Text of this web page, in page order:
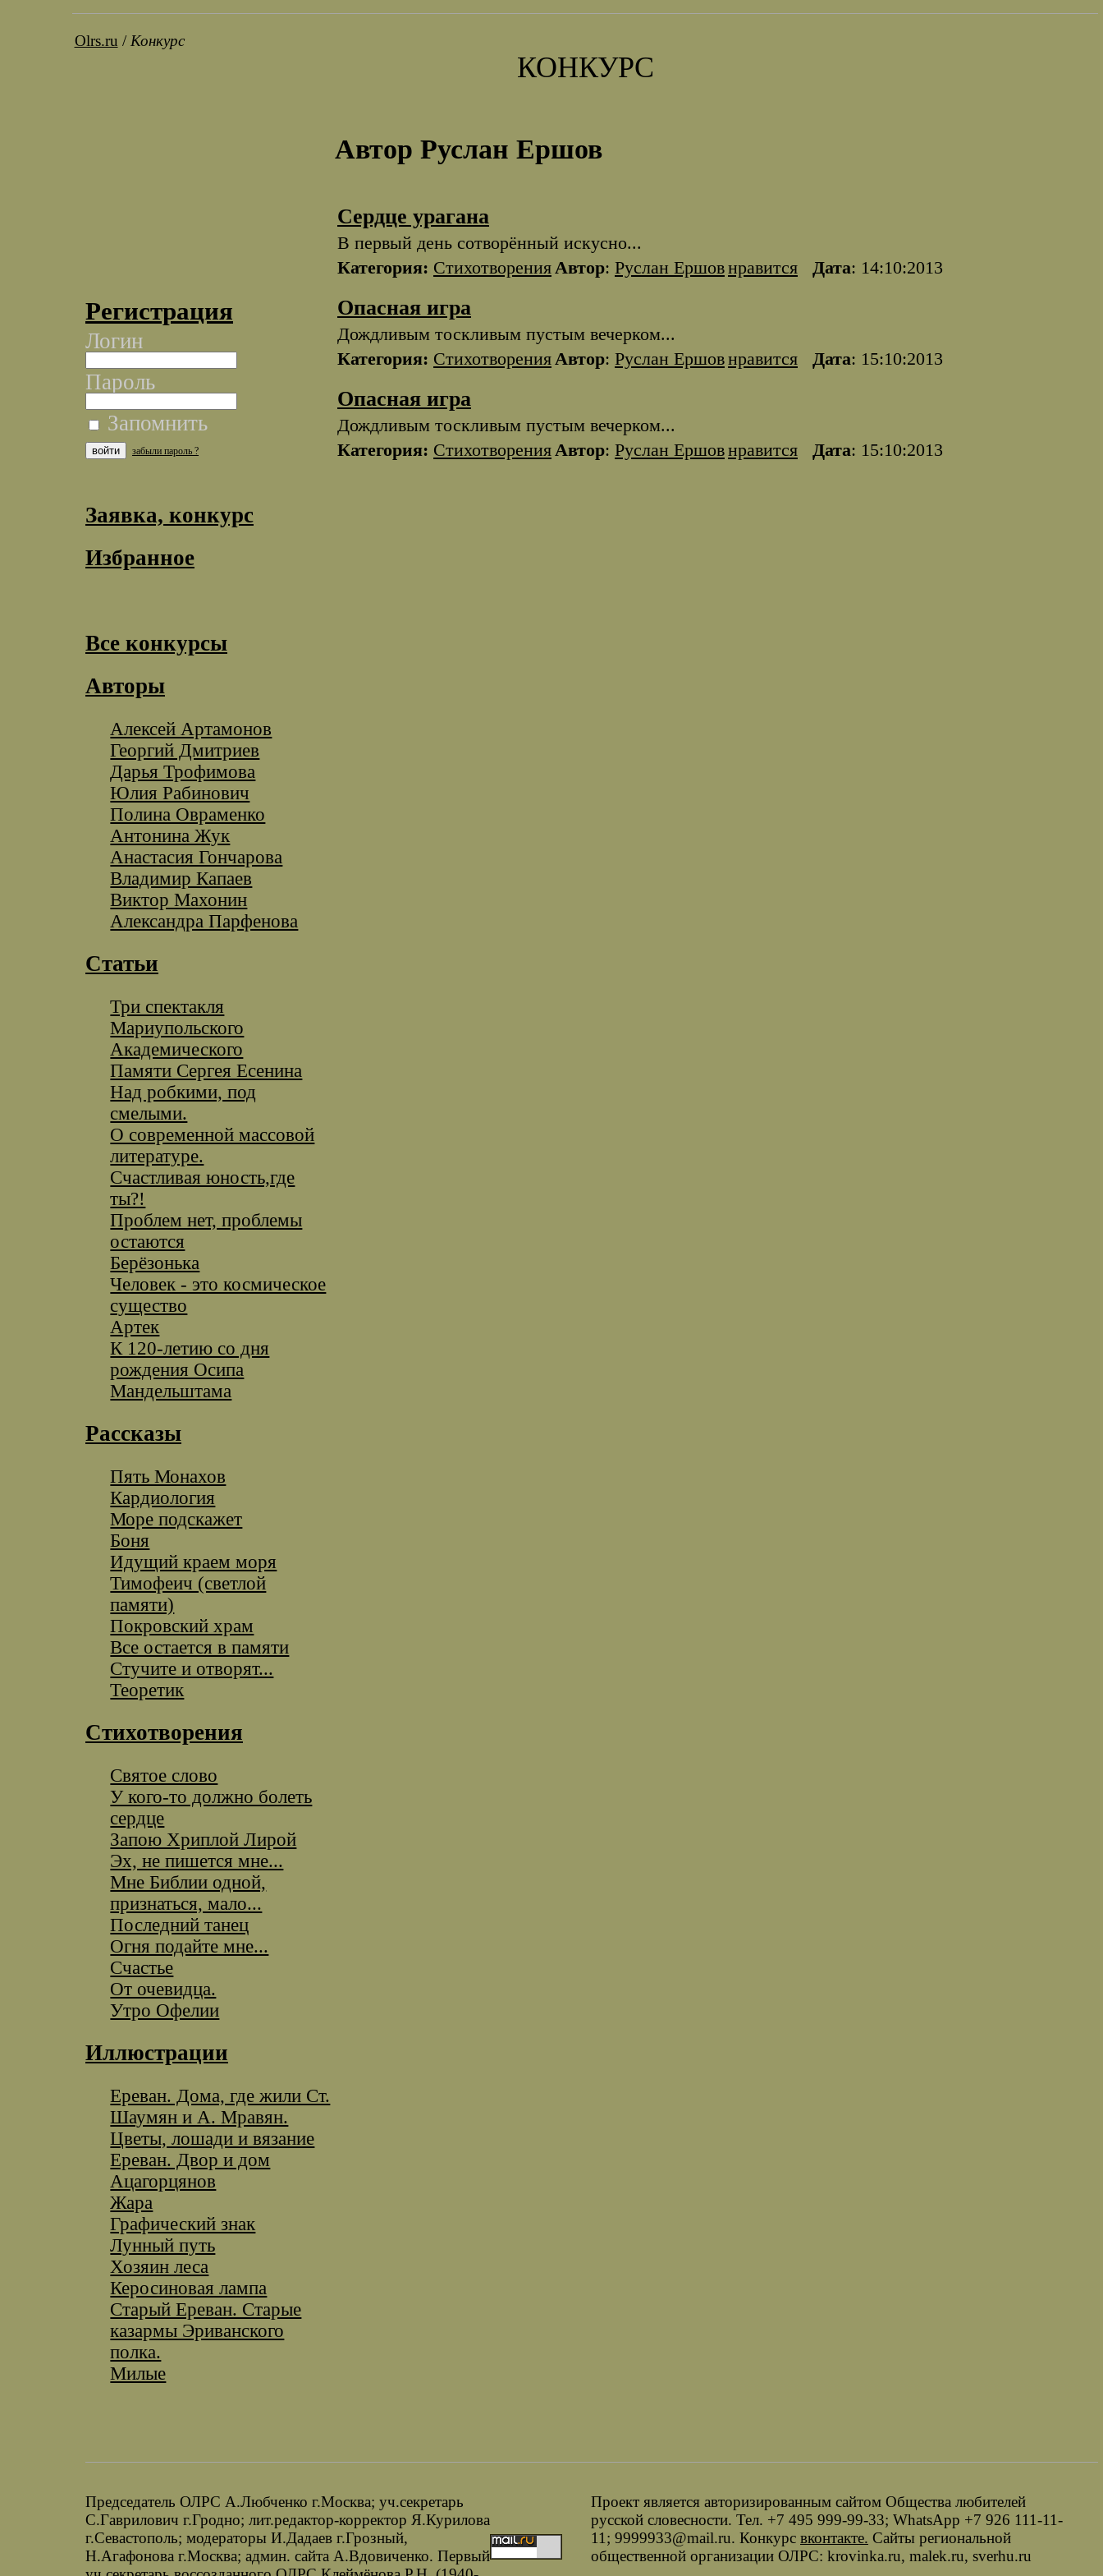
Olrs.ru / Конкурс
КОНКУРС
Регистрация
Логин
Пароль
Запомнить
забыли пароль ?
Заявка, конкурс
Избранное
Все конкурсы
Авторы
Алексей Артамонов
Георгий Дмитриев
Дарья Трофимова
Юлия Рабинович
Полина Овраменко
Антонина Жук
Анастасия Гончарова
Владимир Капаев
Виктор Махонин
Александра Парфенова
Статьи
Три спектакля
Мариупольского
Академического
Памяти Сергея Есенина
Над робкими, под
смелыми.
О современной массовой
литературе.
Счастливая юность,где
ты?!
Проблем нет, проблемы
остаются
Берёзонька
Человек - это космическое
существо
Артек
К 120-летию со дня
рождения Осипа
Мандельштама
Рассказы
Пять Монахов
Кардиология
Море подскажет
Боня
Идущий краем моря
Тимофеич (светлой
памяти)
Покровский храм
Все остается в памяти
Стучите и отворят...
Теоретик
Стихотворения
Святое слово
У кого-то должно болеть
сердце
Запою Хриплой Лирой
Эх, не пишется мне...
Мне Библии одной,
признаться, мало...
Последний танец
Огня подайте мне...
Счастье
От очевидца.
Утро Офелии
Иллюстрации
Ереван. Дома, где жили Ст.
Шаумян и А. Мравян.
Цветы, лошади и вязание
Ереван. Двор и дом
Ацагорцянов
Жара
Графический знак
Лунный путь
Хозяин леса
Керосиновая лампа
Старый Ереван. Старые
казармы Эриванского
полка.
Милые
Автор Руслан Ершов
Сердце урагана
В первый день сотворённый искусно...
Категория: Стихотворения Автор: Руслан Ершовнравится Дата: 14:10:2013
Опасная игра
Дождливым тоскливым пустым вечерком...
Категория: Стихотворения Автор: Руслан Ершовнравится Дата: 15:10:2013
Опасная игра
Дождливым тоскливым пустым вечерком...
Категория: Стихотворения Автор: Руслан Ершовнравится Дата: 15:10:2013
Председатель ОЛРС А.Любченко г.Москва; уч.секретарь
С.Гаврилович г.Гродно; лит.редактор-корректор Я.Курилова
г.Севастополь; модераторы И.Дадаев г.Грозный,
Н.Агафонова г.Москва; админ. сайта А.Вдовиченко. Первый
Проект является авторизированным сайтом Общества любителей
русской словесности. Тел. +7 495 999-99-33; WhatsApp +7 926 111-11-
11; 9999933@mail.ru. Конкурс вконтакте. Сайты региональной
общественной организации ОЛРС: krovinka.ru, malek.ru, sverhu.ru